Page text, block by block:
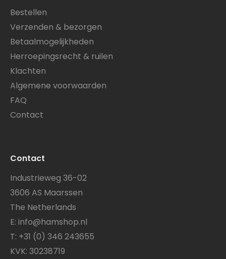
Bestellen
Verzenden & bezorgen
Betaalmogelijkheden
Herroepingsrecht & ruilen
Klachten
Algemene voorwaarden
FAQ
Contact
Contact
Industrieweg 36-02
3606 AS Maarssen
The Netherlands
E: info@hamshop.nl
T: +31 (0) 346 243655
KVK: 30238719